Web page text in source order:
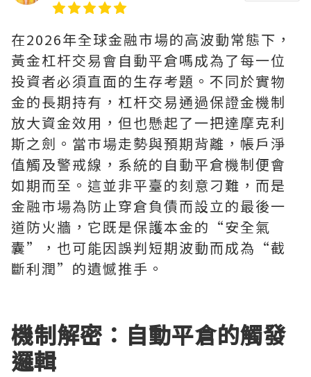
在2026年全球金融市場的高波動常態下，
黃金杠杆交易會自動平倉嗎成為了每一位
投資者必須直面的生存考題。不同於實物
金的長期持有，杠杆交易通過保證金機制
放大資金效用，但也懸起了一把達摩克利
斯之劍。當市場走勢與預期背離，帳戶淨
值觸及警戒線，系統的自動平倉機制便會
如期而至。這並非平臺的刻意刁難，而是
金融市場為防止穿倉負債而設立的最後一
道防火牆，它既是保護本金的“安全氣
囊”，也可能因誤判短期波動而成為“截
斷利潤”的遺憾推手。
機制解密：自動平倉的觸發
邏輯